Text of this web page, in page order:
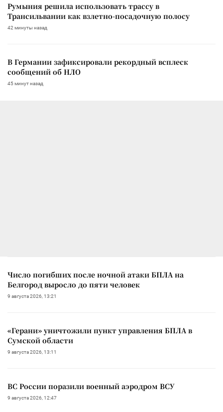
Румыния решила использовать трассу в
Трансильвании как взлетно-посадочную полосу
42 минуты назад
В Германии зафиксировали рекордный всплеск
сообщений об НЛО
45 минут назад
Число погибших после ночной атаки БПЛА на
Белгород выросло до пяти человек
9 августа 2026, 13:21
«Герани» уничтожили пункт управления БПЛА в
Сумской области
9 августа 2026, 13:11
ВС России поразили военный аэродром ВСУ
9 августа 2026, 12:47